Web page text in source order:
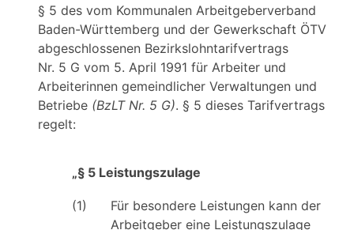
§ 5 des vom Kommunalen Arbeitgeberverband
Baden-Württemberg und der Gewerkschaft ÖTV
abgeschlossenen Bezirkslohntarifvertrags
Nr. 5 G vom 5. April 1991 für Arbeiter und
Arbeiterinnen gemeindlicher Verwaltungen und
Betriebe (BzLT Nr. 5 G). § 5 dieses Tarifvertrags
regelt:
„§ 5 Leistungszulage
(1)
Für besondere Leistungen kann der
Arbeitgeber eine Leistungszulage